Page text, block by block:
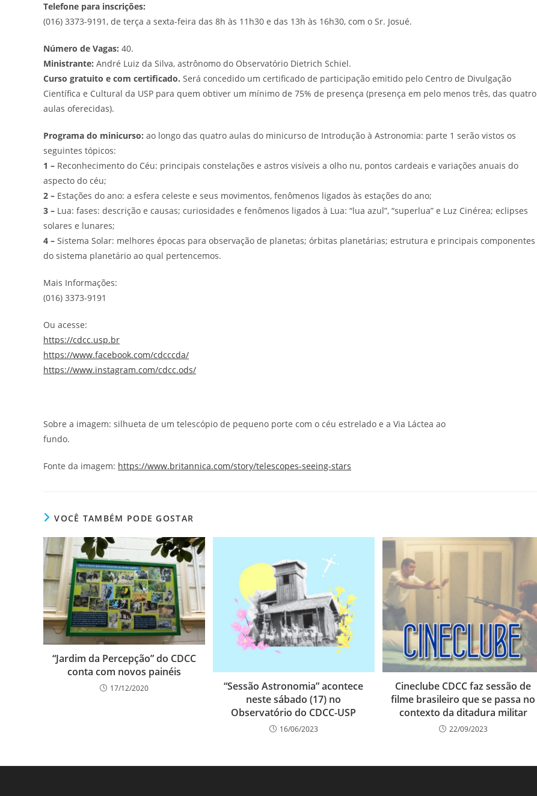
Telefone para inscrições:
(016) 3373-9191, de terça a sexta-feira das 8h às 11h30 e das 13h às 16h30, com o Sr. Josué.
Número de Vagas: 40.
Ministrante: André Luiz da Silva, astrônomo do Observatório Dietrich Schiel.
Curso gratuito e com certificado. Será concedido um certificado de participação emitido pelo Centro de Divulgação
Científica e Cultural da USP para quem obtiver um mínimo de 75% de presença (presença em pelo menos três, das quatro
aulas oferecidas).
Programa do minicurso: ao longo das quatro aulas do minicurso de Introdução à Astronomia: parte 1 serão vistos os
seguintes tópicos:
1 – Reconhecimento do Céu: principais constelações e astros visíveis a olho nu, pontos cardeais e variações anuais do
aspecto do céu;
2 – Estações do ano: a esfera celeste e seus movimentos, fenômenos ligados às estações do ano;
3 – Lua: fases: descrição e causas; curiosidades e fenômenos ligados à Lua: “lua azul”, “superlua” e Luz Cinérea; eclipses
solares e lunares;
4 – Sistema Solar: melhores épocas para observação de planetas; órbitas planetárias; estrutura e principais componentes
do sistema planetário ao qual pertencemos.
Mais Informações:
(016) 3373-9191
Ou acesse:
https://cdcc.usp.br
https://www.facebook.com/cdcccda/
https://www.instagram.com/cdcc.ods/
Sobre a imagem: silhueta de um telescópio de pequeno porte com o céu estrelado e a Via Láctea ao
fundo.
Fonte da imagem: https://www.britannica.com/story/telescopes-seeing-stars
VOCÊ TAMBÉM PODE GOSTAR
“Jardim da Percepção” do CDCC
conta com novos painéis
17/12/2020
“Sessão Astronomia” acontece
neste sábado (17) no
Observatório do CDCC-USP
16/06/2023
Cineclube CDCC faz sessão de
filme brasileiro que se passa no
contexto da ditadura militar
22/09/2023